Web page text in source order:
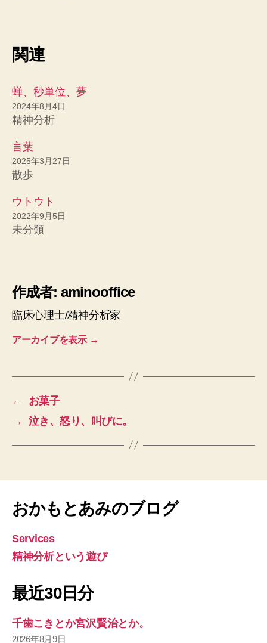
関連
蝉、秒単位、夢
2024年8月4日
精神分析
言葉
2025年3月27日
散歩
ウトウト
2022年9月5日
未分類
作成者: aminooffice
臨床心理士/精神分析家
アーカイブを表示 →
←
お菓子
→
泣き、怒り、叫びに。
おかもとあみのブログ
Services
精神分析という遊び
最近30日分
千歯こきとか宮沢賢治とか。
2026年8月9日